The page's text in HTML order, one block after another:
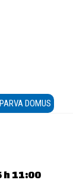
PARVA DOMUS
h 11:00